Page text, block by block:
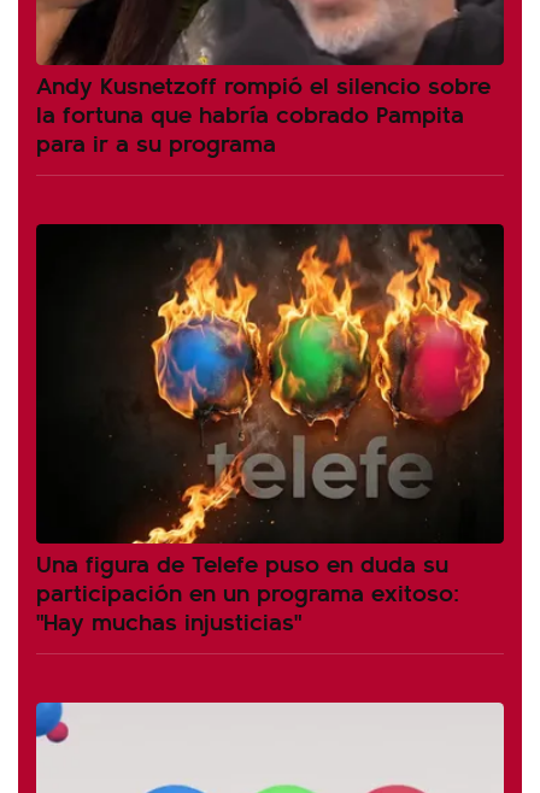
Andy Kusnetzoff rompió el silencio sobre
la fortuna que habría cobrado Pampita
para ir a su programa
Una figura de Telefe puso en duda su
participación en un programa exitoso:
"Hay muchas injusticias"